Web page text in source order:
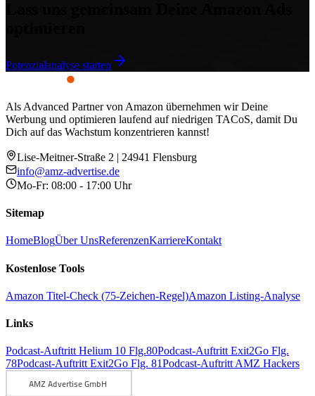
Potenzialanalyse starten
Als Advanced Partner von Amazon übernehmen wir Deine
Werbung und optimieren laufend auf niedrigen TACoS, damit Du
Dich auf das Wachstum konzentrieren kannst!
Lise-Meitner-Straße 2 | 24941 Flensburg
info@amz-advertise.de
Mo-Fr: 08:00 - 17:00 Uhr
Sitemap
HomeBlogÜber UnsReferenzenKarriereKontakt
Kostenlose Tools
Amazon Titel-Check (75-Zeichen-Regel)Amazon Listing-Analyse
Links
Podcast-Auftritt Helium 10 Flg.80Podcast-Auftritt Exit2Go Flg.
78Podcast-Auftritt Exit2Go Flg. 81Podcast-Auftritt AMZ Hackers